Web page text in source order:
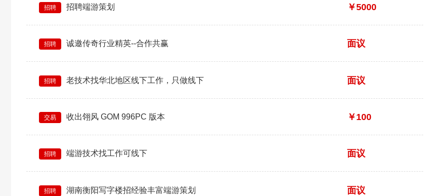
招聘 招聘端游策划 ￥5000
招聘 诚邀传奇行业精英--合作共赢 面议
招聘 老技术找华北地区线下工作，只做线下 面议
交易 收出翎风 GOM 996PC 版本 ￥100
招聘 端游技术找工作可线下 面议
招聘 湖南衡阳写字楼招经验丰富端游策划 面议